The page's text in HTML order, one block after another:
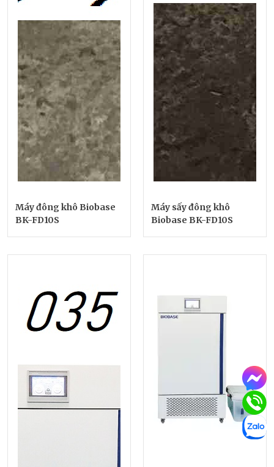
Máy đông khô Biobase
BK-FD10S
Máy sấy đông khô
Biobase BK-FD10S